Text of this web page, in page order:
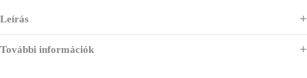
Leírás
További információk